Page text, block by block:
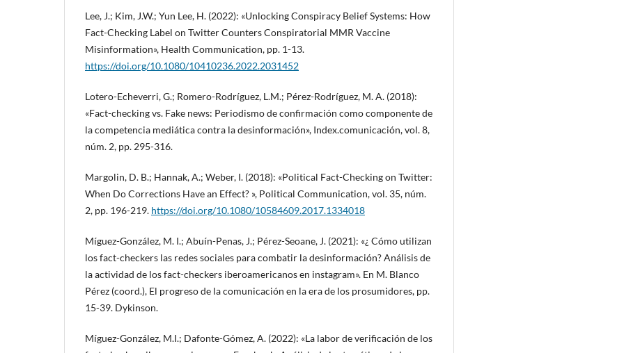
Lee, J.; Kim, J.W.; Yun Lee, H. (2022): «Unlocking Conspiracy Belief Systems: How
Fact-Checking Label on Twitter Counters Conspiratorial MMR Vaccine
Misinformation», Health Communication, pp. 1-13.
https://doi.org/10.1080/10410236.2022.2031452
Lotero-Echeverri, G.; Romero-Rodríguez, L.M.; Pérez-Rodríguez, M. A. (2018):
«Fact-checking vs. Fake news: Periodismo de confirmación como componente de
la competencia mediática contra la desinformación», Index.comunicación, vol. 8,
núm. 2, pp. 295-316.
Margolin, D. B.; Hannak, A.; Weber, I. (2018): «Political Fact-Checking on Twitter:
When Do Corrections Have an Effect? », Political Communication, vol. 35, núm.
2, pp. 196-219. https://doi.org/10.1080/10584609.2017.1334018
Míguez-González, M. I.; Abuín-Penas, J.; Pérez-Seoane, J. (2021): «¿ Cómo utilizan
los fact-checkers las redes sociales para combatir la desinformación? Análisis de
la actividad de los fact-checkers iberoamericanos en instagram». En M. Blanco
Pérez (coord.), El progreso de la comunicación en la era de los prosumidores, pp.
15-39. Dykinson.
Míguez-González, M.I.; Dafonte-Gómez, A. (2022): «La labor de verificación de los